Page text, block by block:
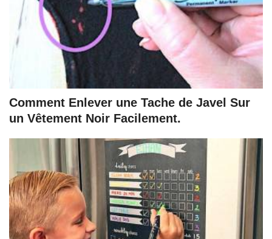
Comment Enlever une Tache de Javel Sur
un Vêtement Noir Facilement.